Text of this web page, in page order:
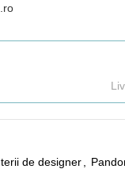
de designer